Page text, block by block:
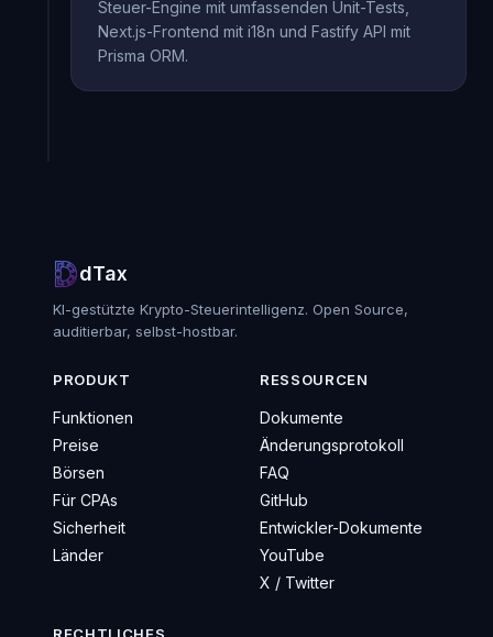
Steuer-Engine mit umfassenden Unit-Tests,
Next.js-Frontend mit i18n und Fastify API mit
Prisma ORM.
dTax
KI-gestützte Krypto-Steuerintelligenz. Open Source,
auditierbar, selbst-hostbar.
PRODUKT
Funktionen
Preise
Börsen
Für CPAs
Sicherheit
Länder
RESSOURCEN
Dokumente
Änderungsprotokoll
FAQ
GitHub
Entwickler-Dokumente
YouTube
X / Twitter